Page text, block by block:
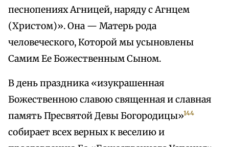
песнопениях Агницей, наряду с Агнцем
(Христом)». Она — Матерь рода
человеческого, Которой мы усыновлены
Самим Ее Божественным Сыном.
В день праздника «изукрашенная
Божественною славою священная и славная
память Пресвятой Девы Богородицы»144
собирает всех верных к веселию и